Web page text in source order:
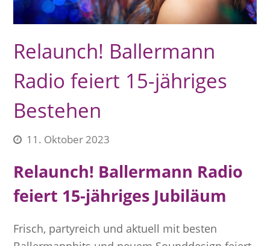
Relaunch! Ballermann
Radio feiert 15-jähriges
Bestehen
11. Oktober 2023
Relaunch! Ballermann Radio
feiert 15-jähriges Jubiläum
Frisch, partyreich und aktuell mit besten